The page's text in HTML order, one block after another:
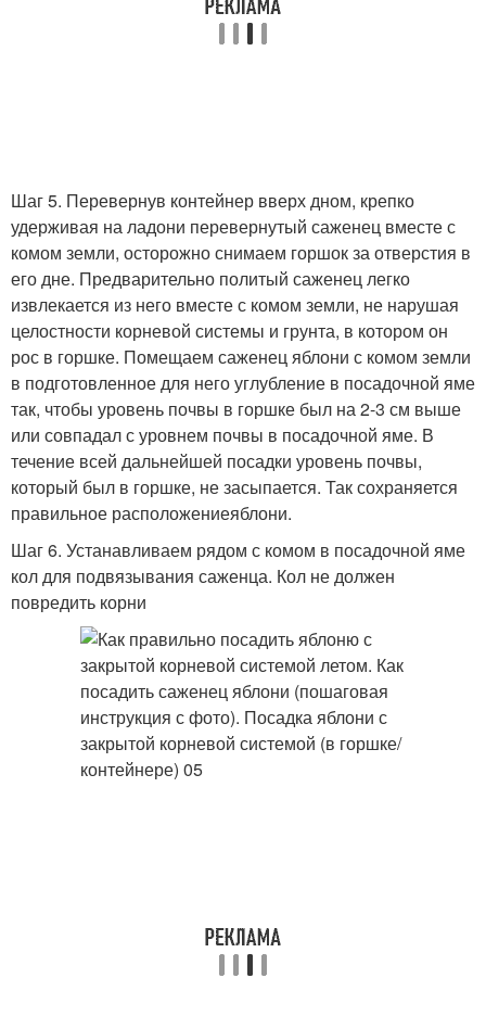
Шаг 5. Перевернув контейнер вверх дном, крепко
удерживая на ладони перевернутый саженец вместе с
комом земли, осторожно снимаем горшок за отверстия в
его дне. Предварительно политый саженец легко
извлекается из него вместе с комом земли, не нарушая
целостности корневой системы и грунта, в котором он
рос в горшке. Помещаем саженец яблони с комом земли
в подготовленное для него углубление в посадочной яме
так, чтобы уровень почвы в горшке был на 2-3 см выше
или совпадал с уровнем почвы в посадочной яме. В
течение всей дальнейшей посадки уровень почвы,
который был в горшке, не засыпается. Так сохраняется
правильное расположениеяблони.
Шаг 6. Устанавливаем рядом с комом в посадочной яме
кол для подвязывания саженца. Кол не должен
повредить корни